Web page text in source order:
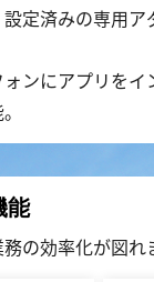
定済みの専用
ンにアプリをイ
能
の効率化が図れ